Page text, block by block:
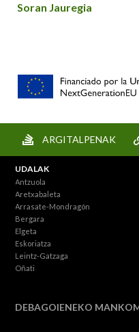
Soran Jauregia
ARGITALPENAK
UDALAK
Antzuola
Aretxabaleta
Arrasate-Mondragón
Bergara
Elgeta
Eskoriatza
Leintz-Gatzaga
Oñati
DEBAGOIENEKO